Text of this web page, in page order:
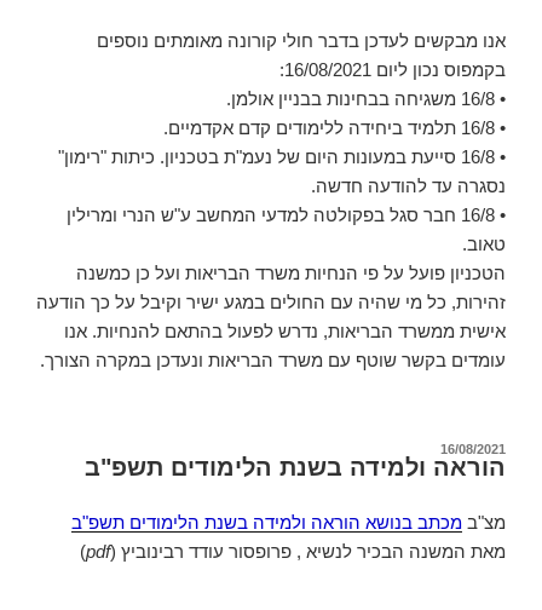
אנו מבקשים לעדכן בדבר חולי קורונה מאומתים נוספים
בקמפוס נכון ליום 16/08/2021:
• 16/8 משגיחה בבחינות בבניין אולמן.
• 16/8 תלמיד ביחידה ללימודים קדם אקדמיים.
• 16/8 סייעת במעונות היום של נעמ"ת בטכניון. כיתות "רימון"
נסגרה עד להודעה חדשה.
• 16/8 חבר סגל בפקולטה למדעי המחשב ע"ש הנרי ומרילין
טאוב.
הטכניון פועל על פי הנחיות משרד הבריאות ועל כן כמשנה
זהירות, כל מי שהיה עם החולים במגע ישיר וקיבל על כך הודעה
אישית ממשרד הבריאות, נדרש לפעול בהתאם להנחיות. אנו
עומדים בקשר שוטף עם משרד הבריאות ונעדכן במקרה הצורך.
פורסם
ב
16/08/2021
הוראה ולמידה בשנת הלימודים תשפ"ב
מצ"ב מכתב בנושא הוראה ולמידה בשנת הלימודים תשפ"ב
מאת המשנה הבכיר לנשיא , פרופסור עודד רבינוביץ (pdf
)